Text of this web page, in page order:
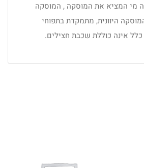
מי המציא את המוסקה , המוסקה
היוונית, מתמקדת בתפוחי
אינה כוללת שכבת חצילים.